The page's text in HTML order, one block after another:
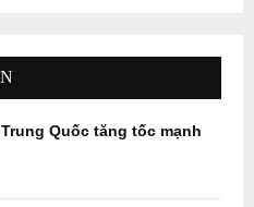
E
A
Quốc tăng tốc mạnh